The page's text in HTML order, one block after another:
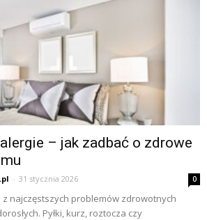
– jak zadbać o zdrowe
- 31 stycznia 2026 0
z najczęstszych problemów zdrowotnych
Pyłki, kurz, roztocza czy